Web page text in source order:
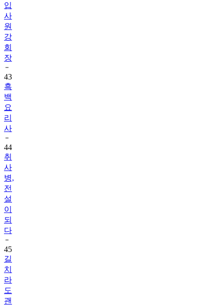
입
사
원
강
회
장
43
흑
백
요
리
사
44
취
사
병,
전
설
이
되
다
45
길
치
라
도
괜